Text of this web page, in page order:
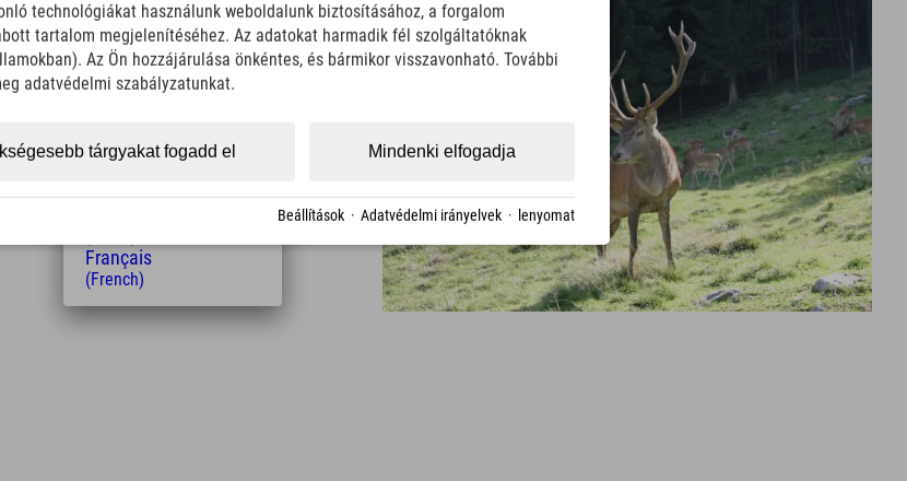
12 Min. 85 Min.
technológiákat használunk weboldalunk biztosításához, a forgalom
tartalom megjelenítéséhez. Az adatokat harmadik fél szolgáltatóknak
Az Ön hozzájárulása önkéntes, és bármikor visszavonható. További
adatvédelmi szabályzatunkat.
Mindenki elfogadja
tárgyakat fogadd el
Beállítások · Adatvédelmi irányelvek · lenyomat
(English)
Italiano
(Italian)
Čeština
(Polish)
(Hungarian)
Français
(French)